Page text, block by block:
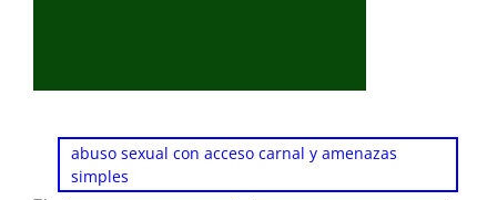
abuso sexual con acceso carnal y amenazas
simples